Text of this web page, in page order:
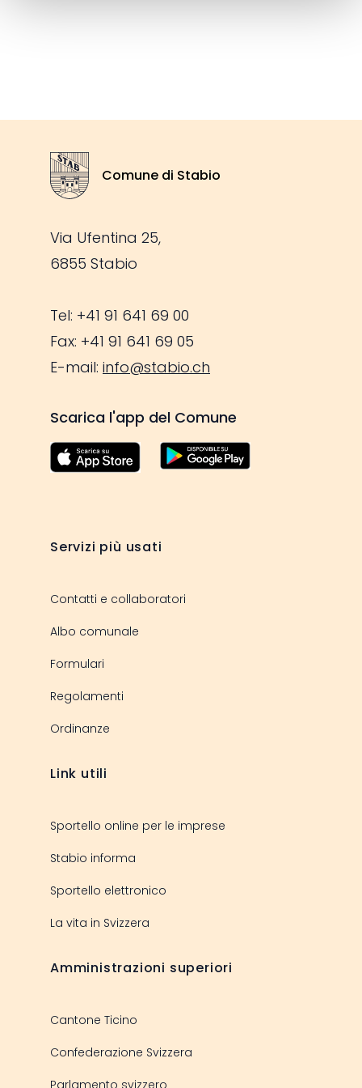
Stemma Comune di Stabio
Comune di Stabio
Via Ufentina 25,
6855 Stabio
Tel: +41 91 641 69 00
Fax: +41 91 641 69 05
E-mail: info@stabio.ch
Scarica l'app del Comune
Servizi più usati
Contatti e collaboratori
Albo comunale
Formulari
Regolamenti
Ordinanze
Link utili
Sportello online per le imprese
Stabio informa
Sportello elettronico
La vita in Svizzera
Amministrazioni superiori
Cantone Ticino
Confederazione Svizzera
Parlamento svizzero